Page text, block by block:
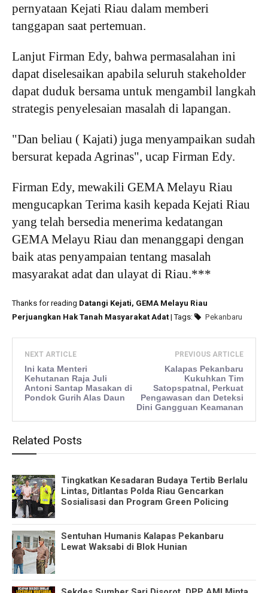
pernyataan Kejati Riau dalam memberi
tanggapan saat pertemuan.
Lanjut Firman Edy, bahwa permasalahan ini
dapat diselesaikan apabila seluruh stakeholder
dapat duduk bersama untuk mengambil langkah
strategis penyelesaian masalah di lapangan.
"Dan beliau ( Kajati) juga menyampaikan sudah
bersurat kepada Agrinas", ucap Firman Edy.
Firman Edy, mewakili GEMA Melayu Riau
mengucapkan Terima kasih kepada Kejati Riau
yang telah bersedia menerima kedatangan
GEMA Melayu Riau dan menanggapi dengan
baik atas penyampaian tentang masalah
masyarakat adat dan ulayat di Riau.***
Thanks for reading Datangi Kejati, GEMA Melayu Riau
Perjuangkan Hak Tanah Masyarakat Adat | Tags: Pekanbaru
NEXT ARTICLE
Ini kata Menteri
Kehutanan Raja Juli
Antoni Santap Masakan di
Pondok Gurih Alas Daun
PREVIOUS ARTICLE
Kalapas Pekanbaru
Kukuhkan Tim
Satopspatnal, Perkuat
Pengawasan dan Deteksi
Dini Gangguan Keamanan
Related Posts
Tingkatkan Kesadaran Budaya Tertib Berlalu
Lintas, Ditlantas Polda Riau Gencarkan
Sosialisasi dan Program Green Policing
Sentuhan Humanis Kalapas Pekanbaru
Lewat Waksabi di Blok Hunian